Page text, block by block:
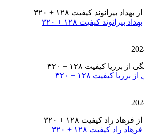
کیفیت ۱۲۸ + ۳۲۰
کیفیت ۱۲۸ + ۳۲۰
راد کیفیت ۱۲۸ + ۳۲۰